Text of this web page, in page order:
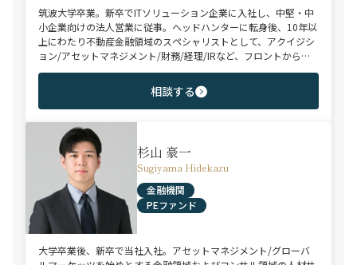
筑波大学卒業。新卒でITソリューション企業に入社し、中堅・中
小企業向けの法人営業に従事。ヘッドハンターに転身後、10年以
上にわたり不動産金融領域のスペシャリストとして、アクイジシ
ョン/アセットマネジメント/財務/経理/IRなど、フロントからミ
ドル・バックまで、幅広いポジションで100名以上のご支援実績
を誇る。また、首都圏に加え、関西・九州・北海道を始めとする
地方都市を拠点とする企業から外資系まで、100社を超えるクラ
イアント企業様とのリレーションを保持。業界に精通した深い知
見と広範なネットワークを活かし、候補者様の可能性を最大限に
引き出すマッチングをご支援可能。
相談する
杉山 豪一
Sugiyama Hidekazu
金融機関
PEファンド
大学卒業後、新卒で当社入社。アセットマネジメント/グローバ